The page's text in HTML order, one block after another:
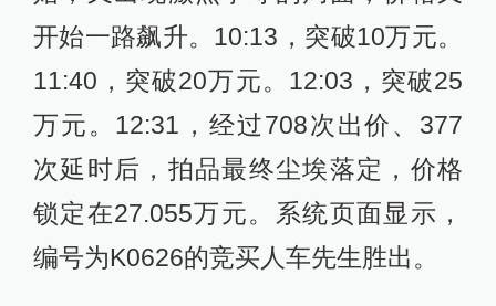
开始一路飙升。10:13，突破10万元。
11:40，突破20万元。12:03，突破25
万元。12:31，经过708次出价、377
次延时后，拍品最终尘埃落定，价格
锁定在27.055万元。系统页面显示，
编号为K0626的竞买人车先生胜出。